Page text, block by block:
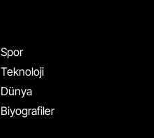
Spor
Teknoloji
Dünya
Biyografiler